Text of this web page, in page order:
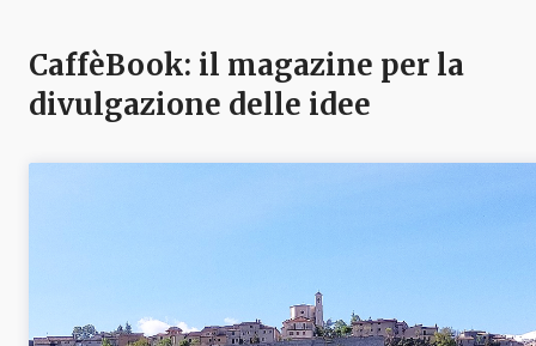
CaffèBook: il magazine per la
divulgazione delle idee